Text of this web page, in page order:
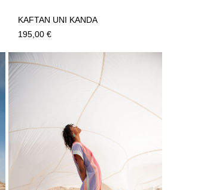
KAFTAN UNI KANDA
195,00€